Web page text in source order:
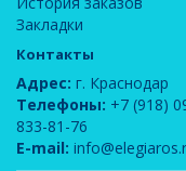
Закладки
Контакты
Адрес: г. Краснодар
Телефоны: +7 (918)
833-81-76
E-mail: